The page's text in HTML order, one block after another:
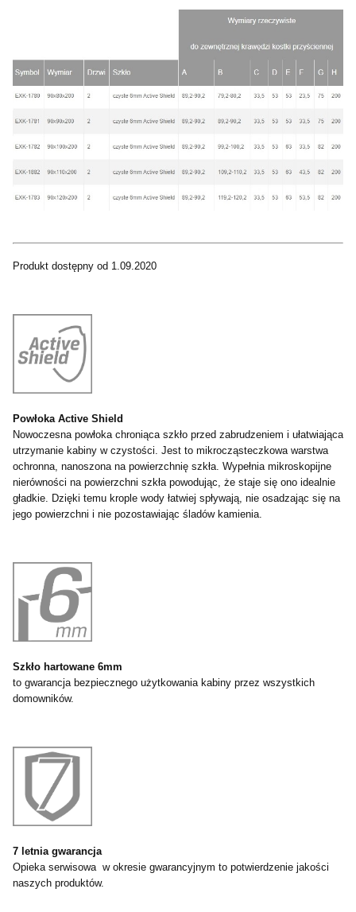
Produkt dostępny od 1.09.2020
Powłoka Active Shield
Nowoczesna powłoka chroniąca szkło przed zabrudzeniem i ułatwiająca
utrzymanie kabiny w czystości. Jest to mikrocząsteczkowa warstwa
ochronna, nanoszona na powierzchnię szkła. Wypełnia mikroskopijne
nierówności na powierzchni szkła powodując, że staje się ono idealnie
gładkie. Dzięki temu krople wody łatwiej spływają, nie osadzając się na
jego powierzchni i nie pozostawiając śladów kamienia.
Szkło hartowane 6mm
to gwarancja bezpiecznego użytkowania kabiny przez wszystkich
domowników.
7 letnia gwarancja
Opieka serwisowa w okresie gwarancyjnym to potwierdzenie jakości
naszych produktów.